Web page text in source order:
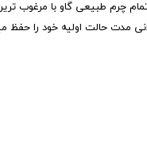
چرم طبیعی گاو با مرغوب
مدت حالت اولیه خود را حفظ